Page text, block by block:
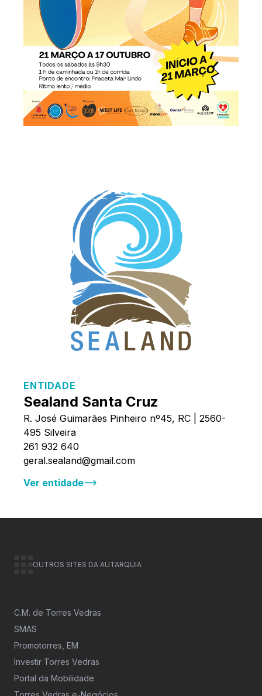
ENTIDADE
Sealand Santa Cruz
R. José Guimarães Pinheiro nº45, RC | 2560-
495 Silveira
261 932 640
geral.sealand@gmail.com
Ver entidade
OUTROS SITES DA AUTARQUIA
C.M. de Torres Vedras
SMAS
Promotorres, EM
Investir Torres Vedras
Portal da Mobilidade